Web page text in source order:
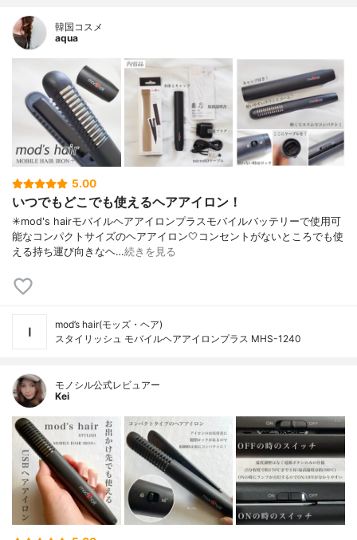
韓国コスメ
aqua
5.00
いつでもどこでも使えるヘアアイロン！
✳︎mod's hairモバイルヘアアイロンプラスモバイルバッテリーで使用可
能なコンパクトサイズのヘアアイロン🤍コンセントがないところでも使
える持ち運び向きなヘ…続きを見る
mod’s hair(モッズ・ヘア)
スタイリッシュ モバイルヘアアイロンプラス MHS-1240
モノシル公式レビュアー
Kei